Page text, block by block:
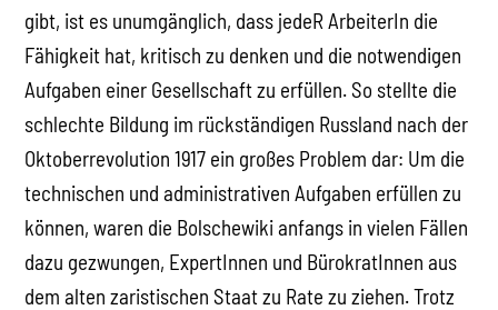
gibt, ist es unumgänglich, dass jedeR ArbeiterIn die
Fähigkeit hat, kritisch zu denken und die notwendigen
Aufgaben einer Gesellschaft zu erfüllen. So stellte die
schlechte Bildung im rückständigen Russland nach der
Oktoberrevolution 1917 ein großes Problem dar: Um die
technischen und administrativen Aufgaben erfüllen zu
können, waren die Bolschewiki anfangs in vielen Fällen
dazu gezwungen, ExpertInnen und BürokratInnen aus
dem alten zaristischen Staat zu Rate zu ziehen. Trotz